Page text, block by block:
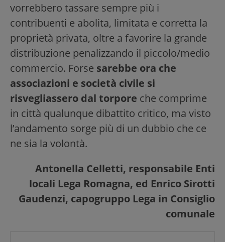
vorrebbero tassare sempre più i
contribuenti e abolita, limitata e corretta la
proprietà privata, oltre a favorire la grande
distribuzione penalizzando il piccolo/medio
commercio. Forse sarebbe ora che
associazioni e società civile si
risvegliassero dal torpore che comprime
in città qualunque dibattito critico, ma visto
l’andamento sorge più di un dubbio che ce
ne sia la volontà.
Antonella Celletti, responsabile Enti
locali Lega Romagna, ed Enrico Sirotti
Gaudenzi, capogruppo Lega in Consiglio
comunale